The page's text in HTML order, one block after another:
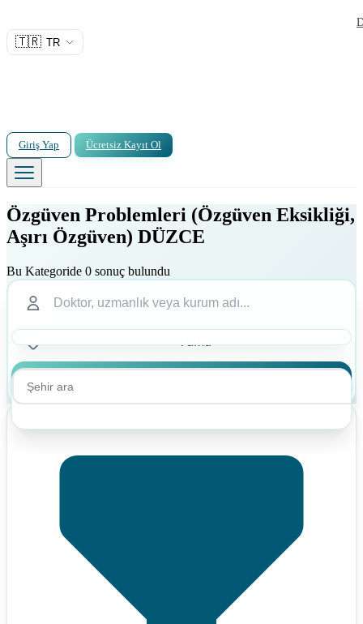
🇹🇷 TR
Giriş Yap Ücretsiz Kayıt Ol
Özgüven Problemleri (Özgüven Eksikliği,
Aşırı Özgüven) DÜZCE
Bu Kategoride 0 sonuç bulundu